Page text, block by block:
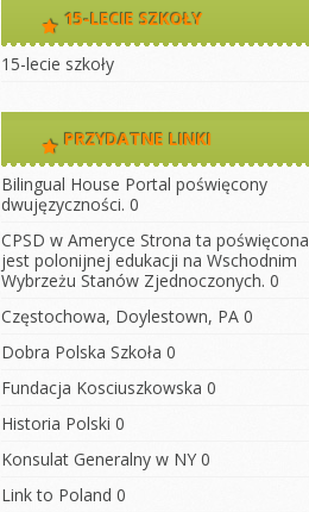
Klasa 8
LO 1
15-LECIE SZKOŁY
15-lecie szkoły
PRZYDATNE LINKI
Bilingual House Portal poświęcony
dwujęzyczności. 0
CPSD w Ameryce Strona ta poświęcona
jest polonijnej edukacji na Wschodnim
Wybrzeżu Stanów Zjednoczonych. 0
Częstochowa, Doylestown, PA 0
Dobra Polska Szkoła 0
Fundacja Kosciuszkowska 0
Historia Polski 0
Konsulat Generalny w NY 0
Link to Poland 0